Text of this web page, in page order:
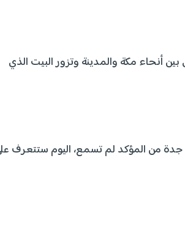
أنحاء مكة والمدينة وتزور البيت الذي
من المؤكد لم تسمع، اليوم ستتعرف